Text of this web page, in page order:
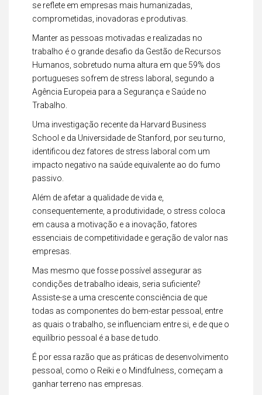
se reflete em empresas mais humanizadas,
comprometidas, inovadoras e produtivas.
Manter as pessoas motivadas e realizadas no
trabalho é o grande desafio da Gestão de Recursos
Humanos, sobretudo numa altura em que 59% dos
portugueses sofrem de stress laboral, segundo a
Agência Europeia para a Segurança e Saúde no
Trabalho.
Uma investigação recente da Harvard Business
School e da Universidade de Stanford, por seu turno,
identificou dez fatores de stress laboral com um
impacto negativo na saúde equivalente ao do fumo
passivo.
Além de afetar a qualidade de vida e,
consequentemente, a produtividade, o stress coloca
em causa a motivação e a inovação, fatores
essenciais de competitividade e geração de valor nas
empresas.
Mas mesmo que fosse possível assegurar as
condições de trabalho ideais, seria suficiente?
Assiste-se a uma crescente consciência de que
todas as componentes do bem-estar pessoal, entre
as quais o trabalho, se influenciam entre si, e de que o
equilíbrio pessoal é a base de tudo.
É por essa razão que as práticas de desenvolvimento
pessoal, como o Reiki e o Mindfulness, começam a
ganhar terreno nas empresas.